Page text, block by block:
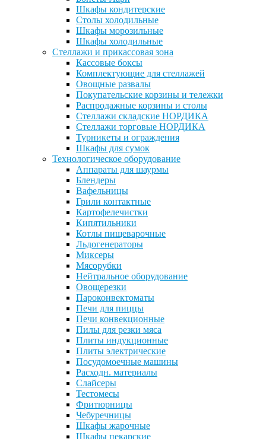
Шкафы кондитерские
Столы холодильные
Шкафы морозильные
Шкафы холодильные
Стеллажи и прикассовая зона
Кассовые боксы
Комплектующие для стеллажей
Овощные развалы
Покупательские корзины и тележки
Распродажные корзины и столы
Стеллажи складские НОРДИКА
Стеллажи торговые НОРДИКА
Турникеты и ограждения
Шкафы для сумок
Технологическое оборудование
Аппараты для шаурмы
Блендеры
Вафельницы
Грили контактные
Картофелечистки
Кипятильники
Котлы пищеварочные
Льдогенераторы
Миксеры
Мясорубки
Нейтральное оборудование
Овощерезки
Пароконвектоматы
Печи для пиццы
Печи конвекционные
Пилы для резки мяса
Плиты индукционные
Плиты электрические
Посудомоечные машины
Расходн. материалы
Слайсеры
Тестомесы
Фритюрницы
Чебуречницы
Шкафы жарочные
Шкафы пекарские